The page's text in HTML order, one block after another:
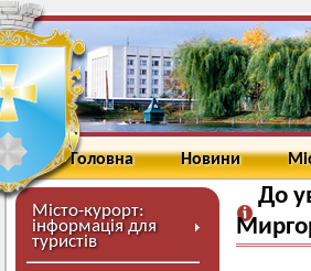
Головна Новини
Місто-курорт:
інформація для
туристів
До